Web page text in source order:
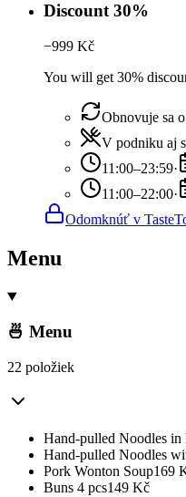
Discount 30%
−999 Kč
You will get 30%
Obnovuje sa
V podniku aj
11:00–23:59·
11:00–22:00·
Odomknúť v
Menu
🍜 Menu
22 položiek
Hand-pulled Noodles in
Hand-pulled Noodles
Pork Wonton Soup169
Buns 4 pcs149 Kč